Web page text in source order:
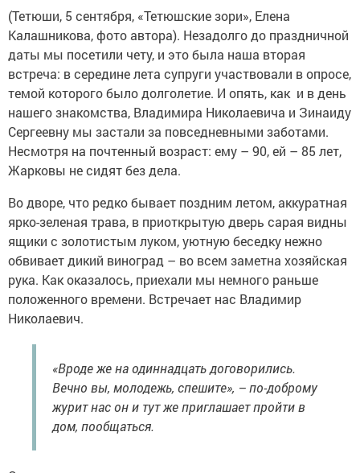
(Тетюши, 5 сентября, «Тетюшские зори», Елена
Калашникова, фото автора). Незадолго до праздничной
даты мы посетили чету, и это была наша вторая
встреча: в середине лета супруги участвовали в опросе,
темой которого было долголетие. И опять, как и в день
нашего знакомства, Владимира Николаевича и Зинаиду
Сергеевну мы застали за повсе­дневными заботами.
Несмотря на почтенный возраст: ему – 90, ей – 85 лет,
Жарковы не сидят без дела.
Во дворе, что редко бывает поздним летом, аккуратная
ярко-зеленая трава, в приоткрытую дверь сарая видны
ящики с золотистым луком, уютную беседку нежно
обвивает дикий виноград – во всем заметна хозяйская
рука. Как оказалось, приехали мы немного раньше
положенного времени. Встречает нас Владимир
Николаевич.
«Вроде же на одиннадцать договорились.
Вечно вы, молодежь, спешите», – по-доброму
журит нас он и тут же приглашает пройти в
дом, пообщаться.